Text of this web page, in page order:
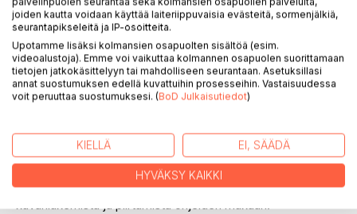
KUVAUS
Viipula Vaapula on harjoituskirja luetunymmärtämisen
alkuharjoitteluun.
Kirja sisältää motivoivaa harjoitusmateriaalia koko luokalle,
sopivaa luettavaa.
Lasten rakastamat eläinhahmot herättävät uteliaisuuden.
Viipula Vaapula auttaa innostumaan lukemisesta, harjoittaa
kuvanlukemista ja piirtämistä ohjeiden mukaan.
joiden kautta voidaan käyttää laiteriippuvaisia evästeitä, sormenjälkiä,
seurantapikseleitä ja IP-osoitteita.
Upotamme lisäksi kolmansien osapuolten sisältöä (esim.
videoalustoja). Emme voi vaikuttaa kolmannen osapuolen suorittamaan
tietojen jatkokäsittelyyn tai mahdolliseen seurantaan. Asetuksillasi
annat suostumuksen edellä kuvattuihin prosesseihin. Vastaisuudessa
voit peruuttaa suostumuksesi. (BoD Julkaisutiedot)
KIELLÄ EI, SÄÄDÄ
HYVÄKSY KAIKKI